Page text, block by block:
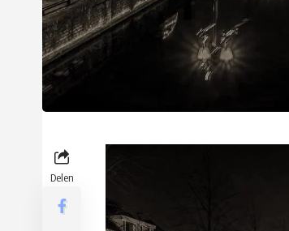
Delen